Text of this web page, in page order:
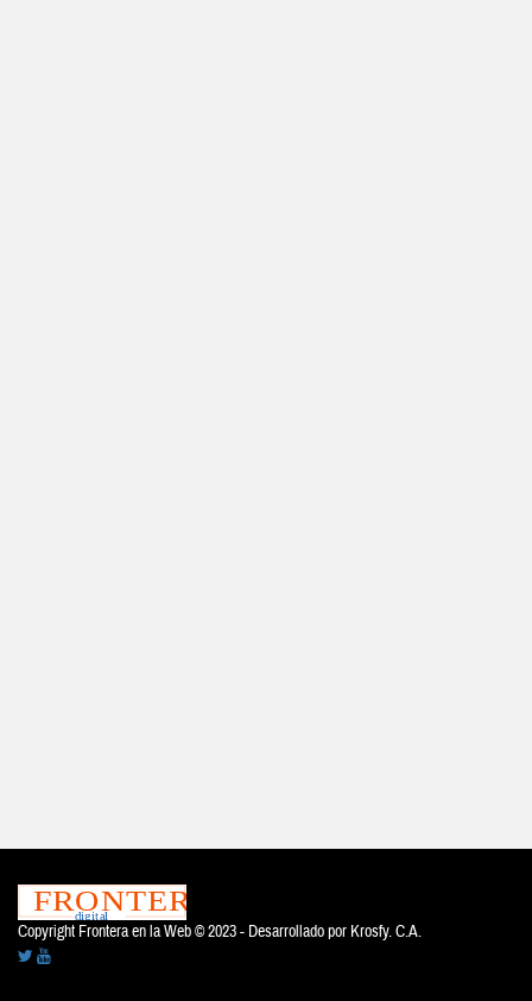
Copyright Frontera en la Web © 2023 - Desarrollado por Krosfy. C.A.